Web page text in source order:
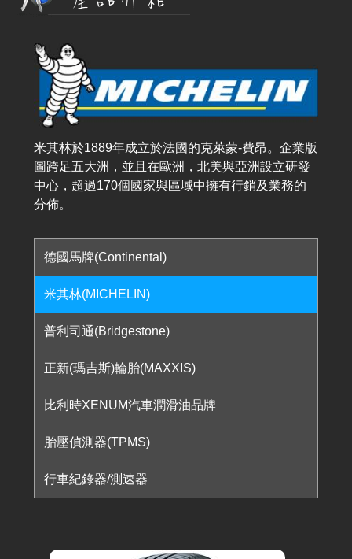
米其林於1889年成立於法國的克萊蒙-費昂。企業版
圖跨足五大洲，並且在歐洲，北美與亞洲設立研發
中心，超過170個國家與區域中擁有行銷及業務的
分佈。
德國馬牌(Continental)
米其林(MICHELIN)
普利司通(Bridgestone)
正新(瑪吉斯)輪胎(MAXXIS)
比利時XENUM汽車潤滑油品牌
胎壓偵測器(TPMS)
行車紀錄器/測速器